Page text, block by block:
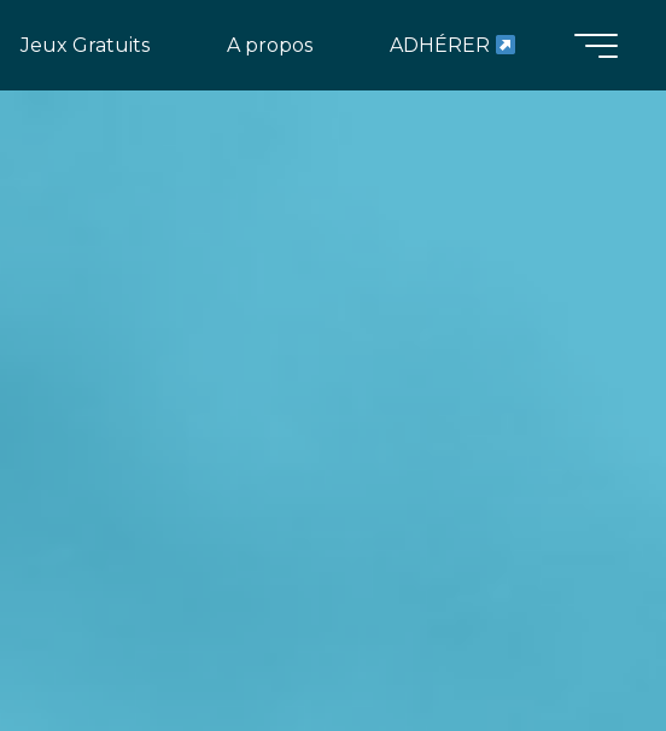
Jeux Gratuits A propos ADHÉRER